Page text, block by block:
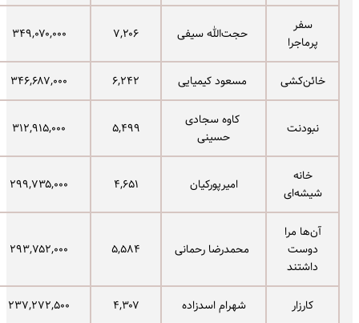
سفر
پرماجرا
حجت‌الله سیفی ۷,۲۰۶ ۳۴۹,۰۷۰,۰۰۰
خائن‌کشی مسعود کیمیایی ۶,۲۴۲ ۳۴۶,۶۸۷,۰۰۰
نبودنت
کاوه سجادی
حسینی
۵,۴۹۹ ۳۱۲,۹۱۵,۰۰۰
خانه
شیشه‌ای
امیرپورکیان ۴,۶۵۱ ۲۹۹,۷۳۵,۰۰۰
آن‌ها مرا
دوست
داشتند
محمدرضا رحمانی ۵,۵۸۴ ۲۹۳,۷۵۲,۰۰۰
کارزار شهرام اسدزاده ۴,۳۰۷ ۲۳۷,۲۷۲,۵۰۰